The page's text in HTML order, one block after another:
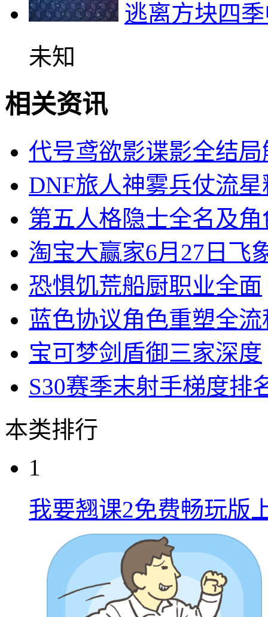
逃离方块四
未知
相关资讯
代号鸢欲影谍影全结
DNF旅人神雾兵仗流
第五人格隐士全名及
淘宝大赢家6月27日飞
恐惧饥荒船厨职业全面
蓝色协议角色重塑全流
宝可梦剑盾御三家深度
S30赛季末射手梯度排
本类排行
1
我要翘课2免费畅玩版